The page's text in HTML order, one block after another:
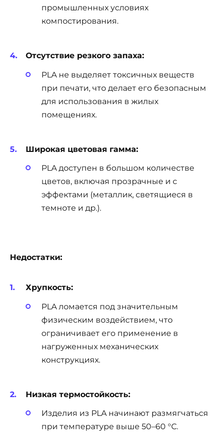
промышленных условиях
компостирования.
Отсутствие резкого запаха:
PLA не выделяет токсичных веществ
при печати, что делает его безопасным
для использования в жилых
помещениях.
Широкая цветовая гамма:
PLA доступен в большом количестве
цветов, включая прозрачные и с
эффектами (металлик, светящиеся в
темноте и др.).
Недостатки:
Хрупкость:
PLA ломается под значительным
физическим воздействием, что
ограничивает его применение в
нагруженных механических
конструкциях.
Низкая термостойкость:
Изделия из PLA начинают размягчаться
при температуре выше 50–60 °C.